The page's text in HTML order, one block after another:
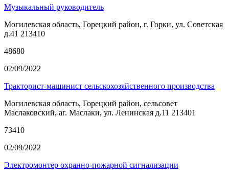
Музыкальный руководитель
Могилевская область, Горецкий район, г. Горки, ул. Советская
д.41 213410
48680
02/09/2022
Тракторист-машинист сельскохозяйственного производства
Могилевская область, Горецкий район, сельсовет
Маслаковский, аг. Маслаки, ул. Ленинская д.11 213401
73410
02/09/2022
Электромонтер охранно-пожарной сигнализации